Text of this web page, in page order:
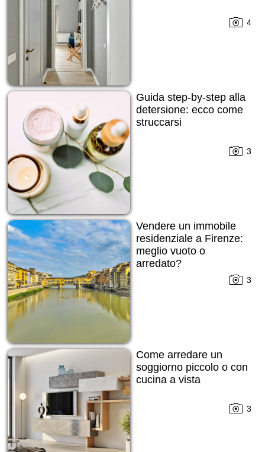
4
Guida step-by-step alla
detersione: ecco come
struccarsi
3
Vendere un immobile
residenziale a Firenze:
meglio vuoto o
arredato?
3
Come arredare un
soggiorno piccolo o con
cucina a vista
3